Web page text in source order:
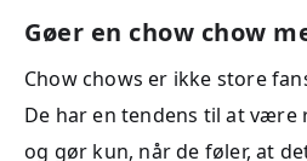
Gøer en chow chow
Chow chows er ikke store
De har en tendens til at være
og gør kun, når de føler, at